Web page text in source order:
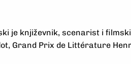
je književnik, scenarist i
Grand Prix de Littérature